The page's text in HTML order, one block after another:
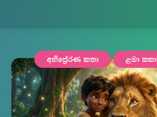
අභිප්‍රේරණ කතා ළමා කතා